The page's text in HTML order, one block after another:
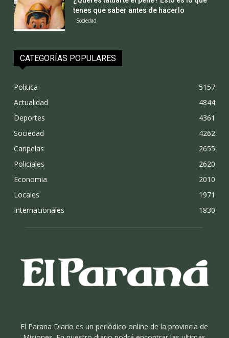
tenes que saber antes de hacerlo
Sociedad
CATEGORÍAS POPULARES
Politica
5157
Actualidad
4844
Deportes
4361
Sociedad
4262
Caripelas
2655
Policiales
2620
Economia
2010
Locales
1971
Internacionales
1830
El Parana Diario es un periódico online de la provincia de